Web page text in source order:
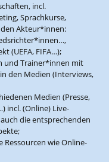
incl.
Sprachkurse,
Akteur*innen:
(UEFA, FIFA…);
und Trainer*innen mit
den Medien (Interviews,
Medien (Presse,
incl. (Online) Live-
die entsprechenden
Ressourcen wie Online-